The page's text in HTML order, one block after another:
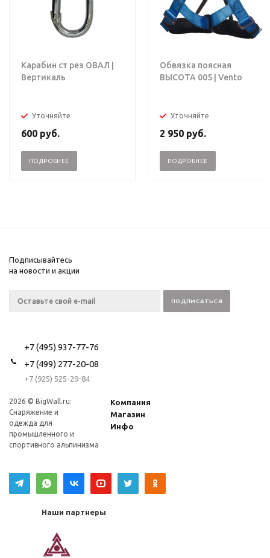
Карабин ст рез ОВАЛ |
Вертикаль
Уточняйте
600 руб.
ПОДРОБНЕЕ
Обвязка поясная
ВЫСОТА 005 | Vento
Уточняйте
2 950 руб.
ПОДРОБНЕЕ
Подписывайтесь
на новости и акции
+7 (495) 937-77-76
+7 (499) 277-20-08
+7 (925) 525-29-84
2026 © BigWall.ru:
Снаряжение и
одежда для
промышленного и
спортивного альпинизма
Компания
Магазин
Инфо
Наши партнеры